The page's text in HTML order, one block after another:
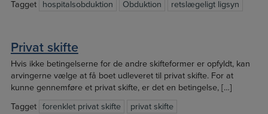
Tagget
hospitalsobduktion Obduktion retslægeligt ligsyn
Privat skifte
Hvis ikke betingelserne for de andre skifteformer er opfyldt, kan
arvingerne vælge at få boet udleveret til privat skifte. For at
kunne gennemføre et privat skifte, er det en betingelse, […]
Tagget forenklet privat skifte privat skifte